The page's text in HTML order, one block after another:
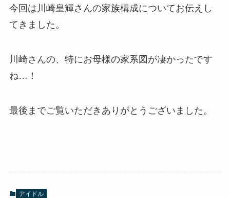
今回は川崎皇輝さんの家族構成についてお伝えし
てきました。
川崎さんの、特にお母様の家系図が凄かったです
ね…！
最後までご覧いただきありがとうございました。
アイドル